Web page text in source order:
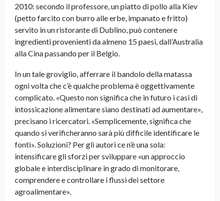
2010: secondo il professore, un piatto di pollo alla Kiev
(petto farcito con burro alle erbe, impanato e fritto)
servito in un ristorante di Dublino, può contenere
ingredienti provenienti da almeno 15 paesi, dall’Australia
alla Cina passando per il Belgio.
In un tale groviglio, afferrare il bandolo della matassa
ogni volta che c’è qualche problema è oggettivamente
complicato. «Questo non significa che in futuro i casi di
intossicazione alimentare siano destinati ad aumentare»,
precisano i ricercatori. «Semplicemente, significa che
quando si verificheranno sarà più difficile identificare le
fonti». Soluzioni? Per gli autori ce n’è una sola:
intensificare gli sforzi per sviluppare «un approccio
globale e interdisciplinare in grado di monitorare,
comprendere e controllare i flussi dei settore
agroalimentare».